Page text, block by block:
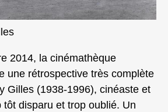
2014, la cinémathèque
une rétrospective très complète
Gilles (1938-1996), cinéaste et
tôt disparu et trop oublié. Un